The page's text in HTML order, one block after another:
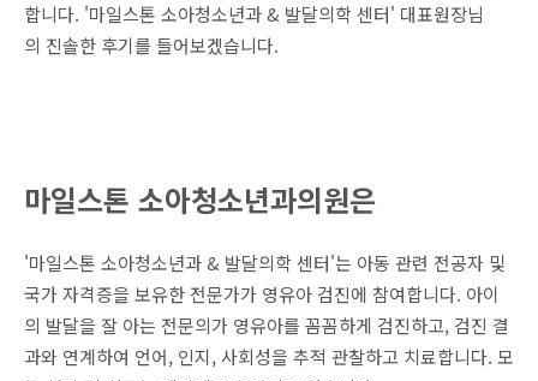
합니다. '마일스톤 소아청소년과 & 발달의학 센터' 대표원장님
의 진솔한 후기를 들어보겠습니다.
마일스톤 소아청소년과의원은
'마일스톤 소아청소년과 & 발달의학 센터'는 아동 관련 전공자 및
국가 자격증을 보유한 전문가가 영유아 검진에 참여합니다. 아이
의 발달을 잘 아는 전문의가 영유아를 꼼꼼하게 검진하고, 검진 결
과와 연계하여 언어, 인지, 사회성을 추적 관찰하고 치료합니다. 모